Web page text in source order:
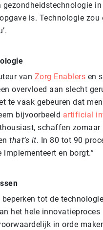
is. Technologie
van Zorg Enablers en
overvloed aan slecht
te vaak gebeuren dat
bijvoorbeeld artificial
schaffen
that’s it. In 80 tot 90
en borgt.”
tot de
het hele innovatieproces
in orde